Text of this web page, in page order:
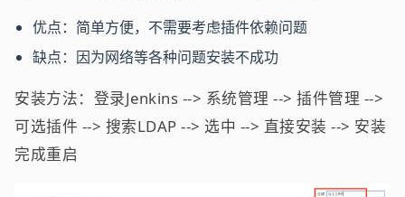
优点：简单方便，不需要考虑插件依赖问题
缺点：因为网络等各种问题安装不成功
安装方法：登录Jenkins --> 系统管理 --> 插件管理 -->
可选插件 --> 搜索LDAP --> 选中 --> 直接安装 --> 安装
完成重启